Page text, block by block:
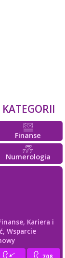
Finanse
Numerologia
Kariera i
Wsparcie